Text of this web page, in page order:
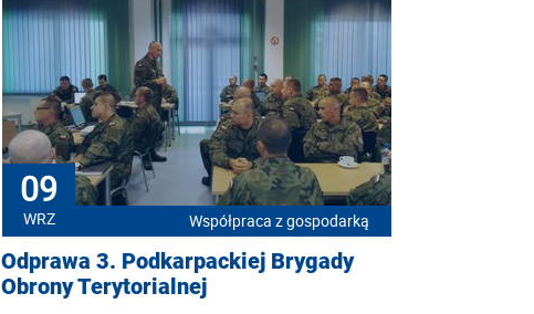
09
WRZ Współpraca z gospodarką
Odprawa 3. Podkarpackiej Brygady
Obrony Terytorialnej